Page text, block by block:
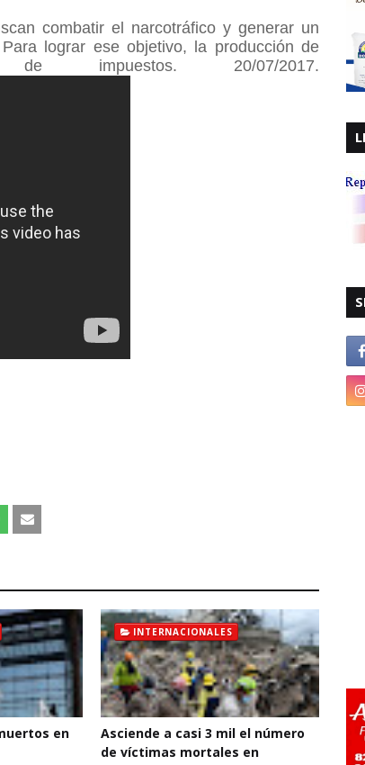
combatir el narcotráfico y generar un
lograr ese objetivo, la producción de
impuestos. 20/07/2017.
en
INTERNACIONALES
Asciende a casi 3 mil el número
de víctimas mortales en